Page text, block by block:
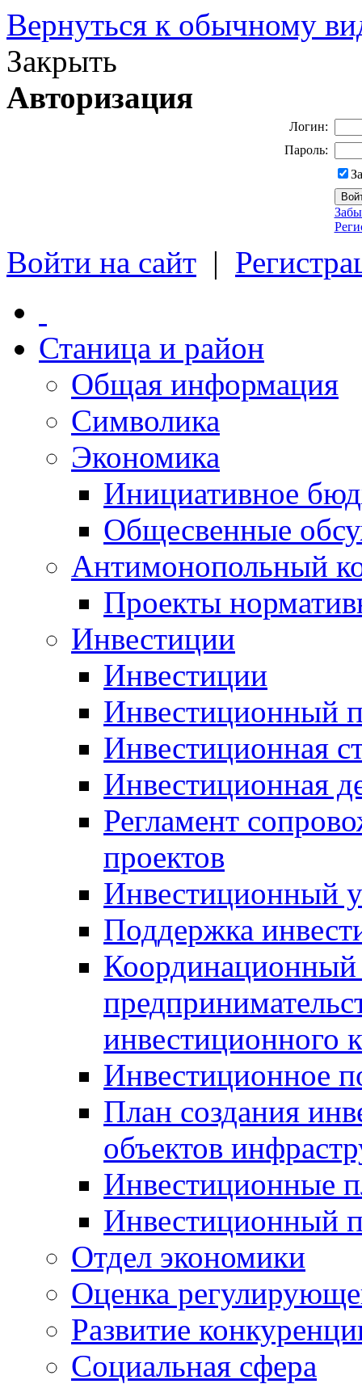
Вернуться к обычному
Закрыть
Авторизация
Логин:
Пароль:
Войти на сайт |
Станица и район
Общая информация
Символика
Экономика
Инициативное
Общесвенные
Антимонопольный
Проекты
Инвестиции
Инвестиции
Инвестиционный
Инвестиционная
Инвестиционная
Регламент
проектов
Инвестиционный
Поддержка
Координационный
инвестиционного
Инвестиционное
План создания
объектов
Инвестиционные
Инвестиционный
Отдел экономики
Оценка
Развитие
Социальная сфера